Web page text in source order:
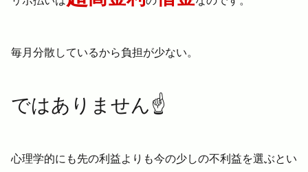
毎月分散しているから負担が少ない。
ではありません☝️
心理学的にも先の利益よりも今の少しの不利益を選ぶとい